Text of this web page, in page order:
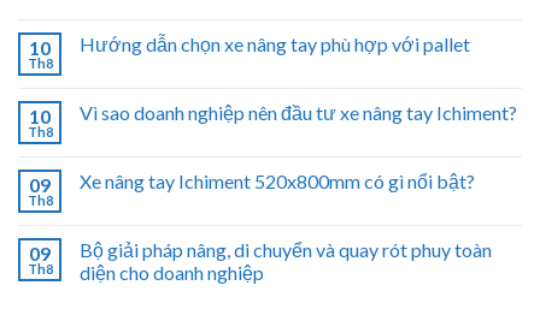
10
Th8
Hướng dẫn chọn xe nâng tay phù hợp với pallet
10
Th8
Vì sao doanh nghiệp nên đầu tư xe nâng tay Ichiment?
09
Th8
Xe nâng tay Ichiment 520x800mm có gì nổi bật?
09
Th8
Bộ giải pháp nâng, di chuyển và quay rót phuy toàn
diện cho doanh nghiệp